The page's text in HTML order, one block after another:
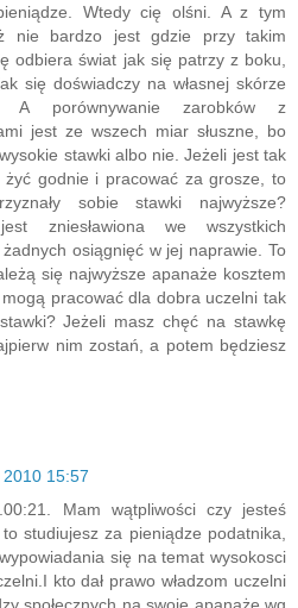
Wtedy cię olśni. A z tym
nie bardzo jest gdzie przy takim
odbiera świat jak się patrzy z boku,
się doświadczy na własnej skórze
A porównywanie zarobków z
jest ze wszech miar słuszne, bo
stawki albo nie. Jeżeli jest tak
żyć godnie i pracować za grosze, to
sobie stawki najwyższe?
zniesławiona we wszystkich
osiągnięć w jej naprawie. To
się najwyższe apanaże kosztem
pracować dla dobra uczelni tak
Jeżeli masz chęć na stawkę
nim zostań, a potem będziesz
15:57
Mam wątpliwości czy jesteś
studiujesz za pieniądze podatnika,
się na temat wysokosci
kto dał prawo władzom uczelni
społecznych na swoje apanaże wg